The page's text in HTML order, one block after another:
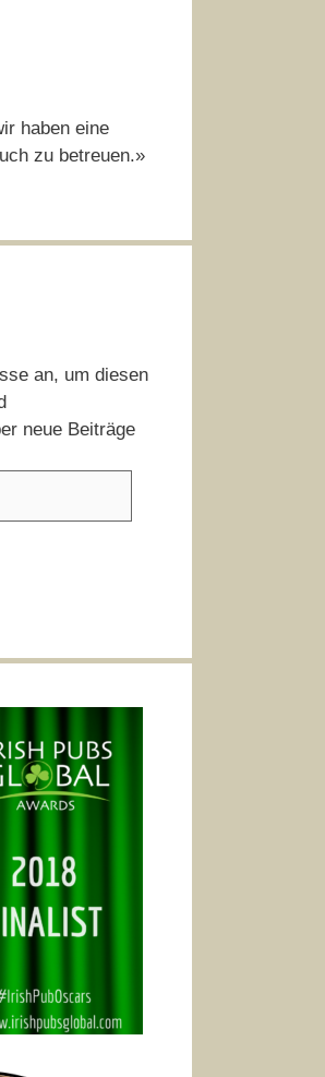
haben eine
zu betreuen.»
an, um diesen
neue Beiträge